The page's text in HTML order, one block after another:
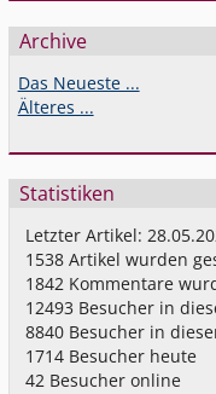
Archive
Das Neueste ...
Älteres ...
Statistiken
Letzter Artikel:
1538 Artikel wurden
1842 Kommentare
12493 Besucher in
8840 Besucher in
1714 Besucher heute
42 Besucher online